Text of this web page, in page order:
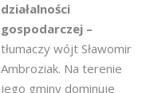
działalności
gospodarczej –
tłumaczy wójt Sławomir
Ambroziak. Na terenie
jego gminy dominuje